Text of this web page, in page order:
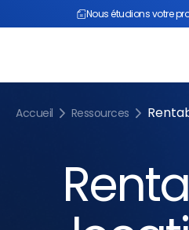
contenu
Nous étudions votre
Accueil Ressources